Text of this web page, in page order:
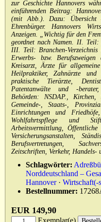
Impressum
zur Geschichte Hannovers
einführenden Beitrag:
(mit Abb.). Dazu: Übersicht
Ehrenbürger. Hannovers
Anzeigen. „Wichtig für den
geordnet nach Namen. II. Teil:
III. Teil: Branchen-Verzeichnis
Erwerbs- bzw.
Kreisarzt, Ärzte für
Heilpraktiker, Zahnärzte
praktische Tierärzte,
Patentanwälte und -
Behörden: NSDAP., Kirchen,
Gemeinde-, Staats-,
Einrichtungen und Friedhöfe,
Wohlfahrtspflege und
Arbeitsvermittlung,
Versicherungsanstalten,
Berufsvertretungen,
Zeitschriften, Verkehr, Handels-
Schlagwörter:
Norddeutschland –
Hannover· Wirtschaft(-
Bestellnummer:
EUR 149,90
Exemplar(e)